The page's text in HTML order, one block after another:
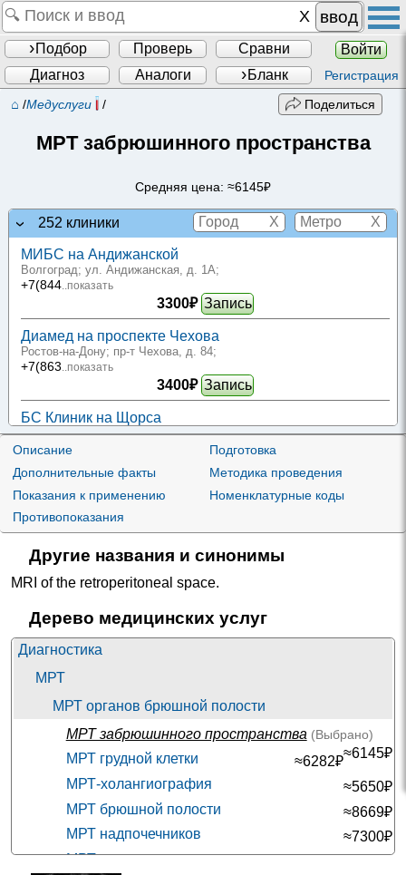
ввод
Подбор Проверь Сравни
Войти
Диагноз
Аналоги Бланк Регистрация
⌂ /Медуслуги / Поделиться
МРТ забрюшинного пространства
Средняя цена: ≈6145₽
252 клиники X X
МИБС на Андижанской
Волгоград; ул. Андижанская, д. 1А;
+7(844..показать
3300₽ Запись
Диамед на проспекте Чехова
Ростов-на-Дону; пр-т Чехова, д. 84;
+7(863 ..показать
3400₽ Запись
БС Клиник на Щорса
Екатеринбург; ул. Щорса, д. 54А; м. Чкаловская
+7(800..показать
Запись
МИБС на Мяги
Самара; ул. Мяги, д. 19
+7(846..показать
МИБС на Калинина
+7(846
Запись
МИБС на Мичурина
Самара; ул. Мичурина, д. 125
4100₽ Запись
ЕвроДон на Социалистической
Ростов-на-Дону; ул. Социалистическая, д. 208
4190₽ Запись
ЕвроДон на Вавилова
Ростов-на-Дону; ул. Вавилова, д. 57
+7(863..показать
Описание
Дополнительные факты
Показания к применению
Противопоказания
Подготовка
Методика проведения
Номенклатурные коды
Другие названия и синонимы
MRI of the retroperitoneal space.
Дерево медицинских услуг
Диагностика
МРТ
МРТ органов брюшной полости
МРТ забрюшинного пространства (Выбрано)
≈6145₽
МРТ грудной клетки
≈6282₽
МРТ-холангиография
≈5650₽
МРТ брюшной полости
≈8669₽
МРТ надпочечников
≈7300₽
МРТ сердца